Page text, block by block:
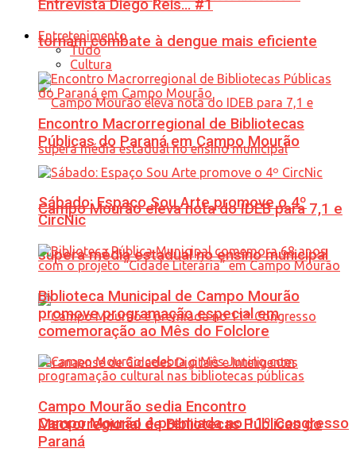
tornam combate à dengue mais eficiente
Campo Mourão eleva nota do IDEB para 7,1 e
supera média estadual no ensino municipal
Campo Mourão é premiada no 11º Congresso
Entrevista Diego Reis… #1
Entretenimento
Tudo
Cultura
Encontro Macrorregional de Bibliotecas
Públicas do Paraná em Campo Mourão
Sábado: Espaço Sou Arte promove o 4º
CircNic
Biblioteca Municipal de Campo Mourão
promove programação especial em
comemoração ao Mês do Folclore
Campo Mourão sedia Encontro
Macrorregional de Bibliotecas Públicas do
Paraná